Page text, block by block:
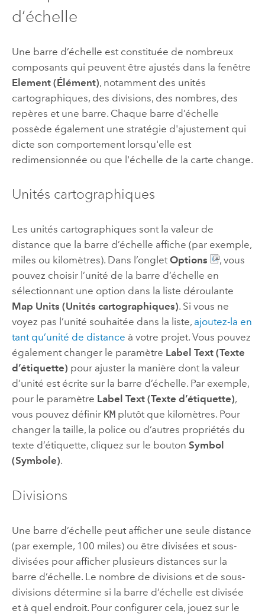
d’échelle
Une barre d’échelle est constituée de nombreux
composants qui peuvent être ajustés dans la fenêtre
Element (Élément), notamment des unités
cartographiques, des divisions, des nombres, des
repères et une barre. Chaque barre d’échelle
possède également une stratégie d'ajustement qui
dicte son comportement lorsqu'elle est
redimensionnée ou que l'échelle de la carte change.
Unités cartographiques
Les unités cartographiques sont la valeur de
distance que la barre d’échelle affiche (par exemple,
miles ou kilomètres). Dans l’onglet Options
, vous
pouvez choisir l’unité de la barre d’échelle en
sélectionnant une option dans la liste déroulante
Map Units (Unités cartographiques). Si vous ne
voyez pas l’unité souhaitée dans la liste, ajoutez-la en
tant qu’unité de distance à votre projet. Vous pouvez
également changer le paramètre Label Text (Texte
d’étiquette) pour ajuster la manière dont la valeur
d’unité est écrite sur la barre d’échelle. Par exemple,
pour le paramètre Label Text (Texte d’étiquette),
vous pouvez définir KMplutôt que kilomètres. Pour
changer la taille, la police ou d’autres propriétés du
texte d’étiquette, cliquez sur le bouton Symbol
(Symbole).
Divisions
Une barre d’échelle peut afficher une seule distance
(par exemple, 100 miles) ou être divisées et sous-
divisées pour afficher plusieurs distances sur la
barre d’échelle. Le nombre de divisions et de sous-
divisions détermine si la barre d’échelle est divisée
et à quel endroit. Pour configurer cela, jouez sur le